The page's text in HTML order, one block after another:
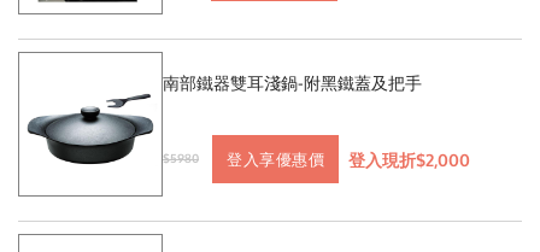
南部鐵器雙耳淺鍋-附黑鐵蓋及把手
$5980 登入享優惠價 登入現折$2,000